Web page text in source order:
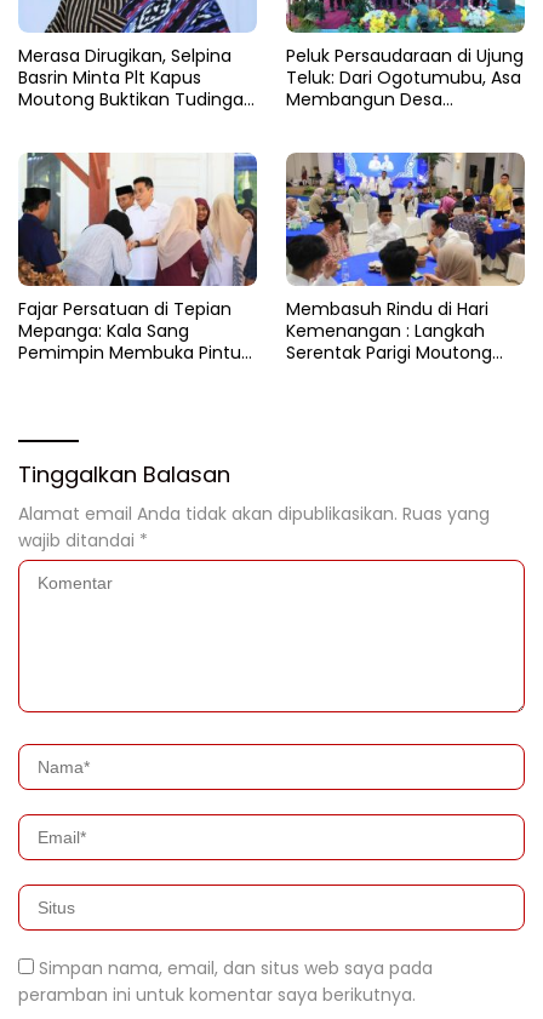
Merasa Dirugikan, Selpina
Basrin Minta Plt Kapus
Moutong Buktikan Tudingan
Peluk Persaudaraan di Ujung
Teluk: Dari Ogotumubu, Asa
Membangun Desa
Fajar Persatuan di Tepian
Mepanga: Kala Sang
Pemimpin Membuka Pintu
​Membasuh Rindu di Hari
Kemenangan : Langkah
Serentak Parigi Moutong
Tinggalkan Balasan
Alamat email Anda tidak akan dipublikasikan. Ruas yang
wajib ditandai *
Simpan nama, email, dan situs web saya pada
peramban ini untuk komentar saya berikutnya.